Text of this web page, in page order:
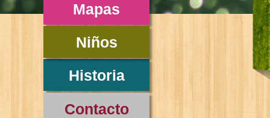
Mapas
Niños
Historia
Contacto